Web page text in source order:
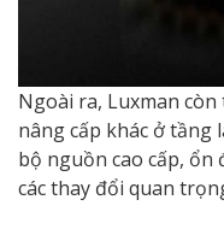
Ngoài ra, Luxman
nâng cấp khác ở tầng
bộ nguồn cao cấp,
các thay đổi quan